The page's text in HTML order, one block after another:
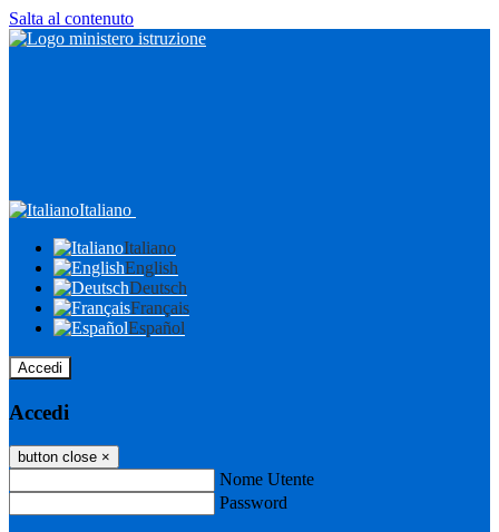
Salta al contenuto
Italiano
Italiano
English
Deutsch
Français
Español
Accedi
Accedi
button close ×
Nome Utente
Password